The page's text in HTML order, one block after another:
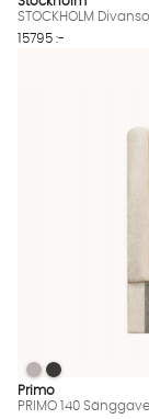
STOCKHOLM
15795 :-
PRIMO 140
PRIMO 140 Sänggavel
PRIMO 140
Primo
PRIMO 140